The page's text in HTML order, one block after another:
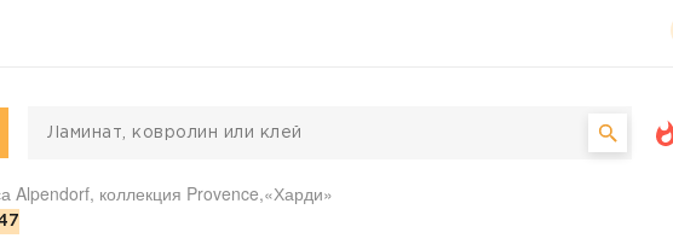
Alpendorf, коллекция Provence,«Харди»
Alpendorf, коллекция